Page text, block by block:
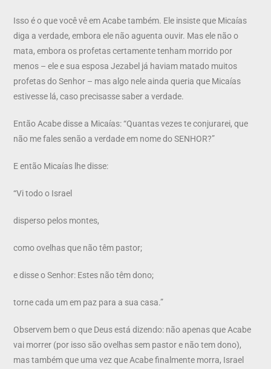
Isso é o que você vê em Acabe também. Ele insiste que Micaías
diga a verdade, embora ele não aguenta ouvir. Mas ele não o
mata, embora os profetas certamente tenham morrido por
menos – ele e sua esposa Jezabel já haviam matado muitos
profetas do Senhor – mas algo nele ainda queria que Micaías
estivesse lá, caso precisasse saber a verdade.
Então Acabe disse a Micaías: “Quantas vezes te conjurarei, que
não me fales senão a verdade em nome do SENHOR?”
E então Micaías lhe disse:
“Vi todo o Israel
disperso pelos montes,
como ovelhas que não têm pastor;
e disse o Senhor: Estes não têm dono;
torne cada um em paz para a sua casa.”
Observem bem o que Deus está dizendo: não apenas que Acabe
vai morrer (por isso são ovelhas sem pastor e não tem dono),
mas também que uma vez que Acabe finalmente morra, Israel